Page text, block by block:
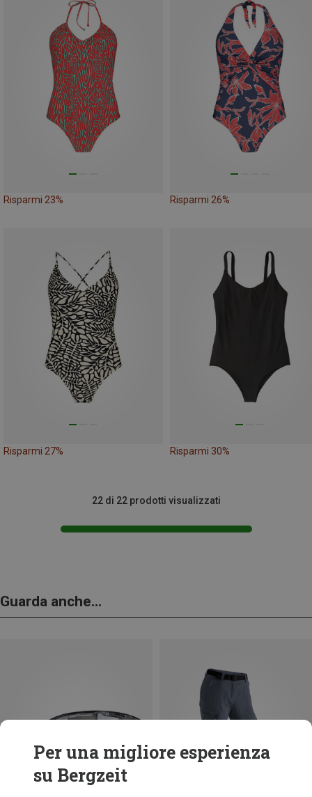
Risparmi 23% Risparmi 26%
Risparmi 27% Risparmi 30%
22 di 22 prodotti visualizzati
Guarda anche...
Per una migliore esperienza
su Bergzeit